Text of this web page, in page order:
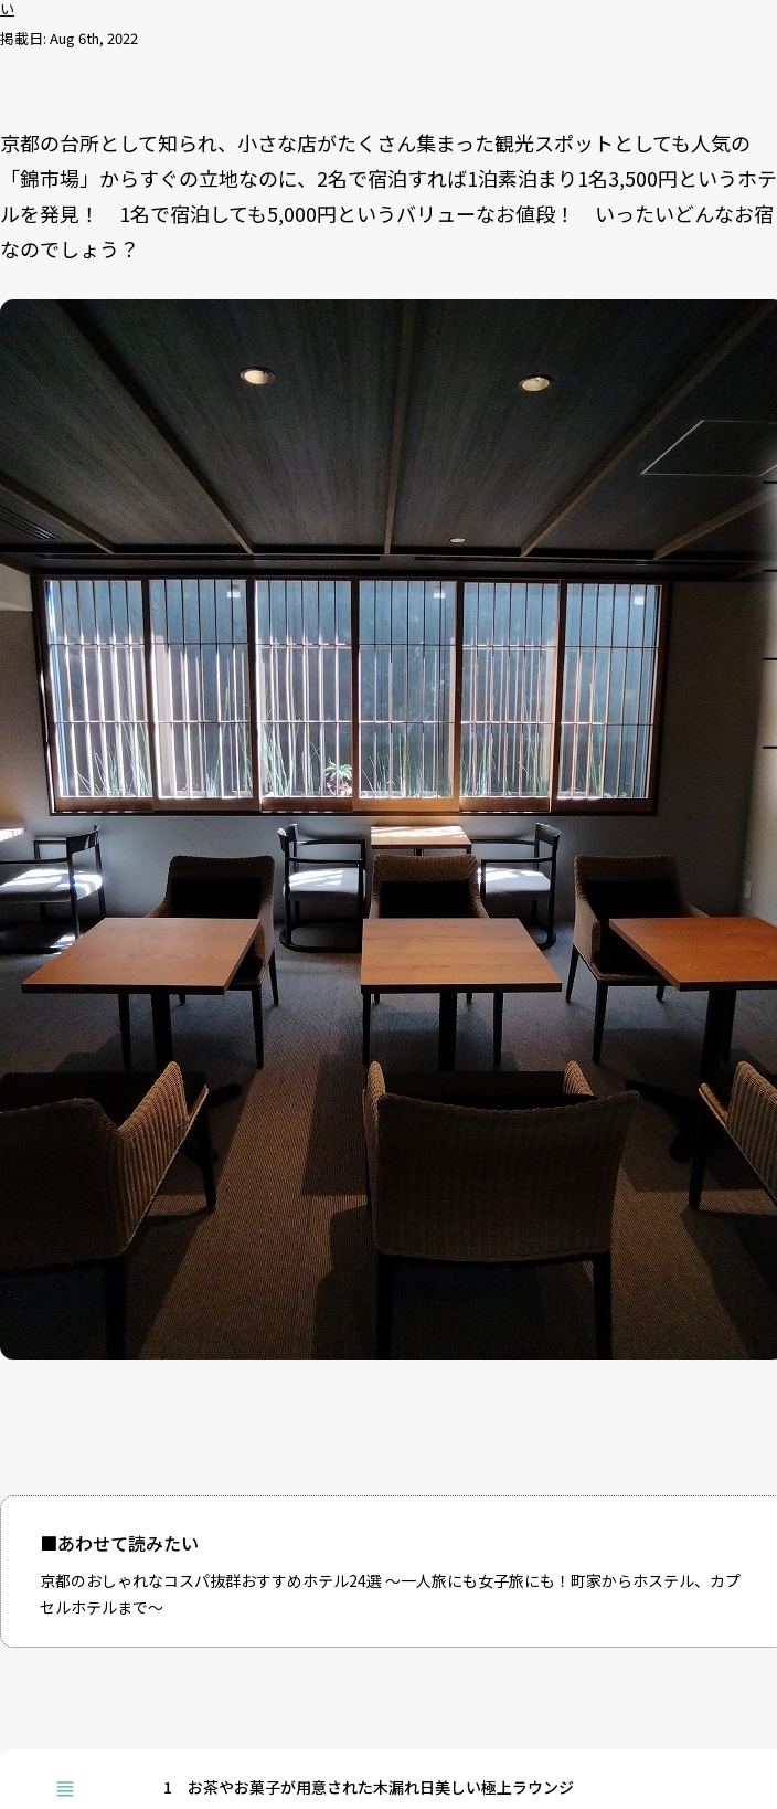
い
掲載日: Aug 6th, 2022
京都の台所として知られ、小さな店がたくさん集まった観光スポットとしても人気の
「錦市場」からすぐの立地なのに、2名で宿泊すれば1泊素泊まり1名3,500円というホテ
ルを発見！ 1名で宿泊しても5,000円というバリューなお値段！ いったいどんなお宿
なのでしょう？
■あわせて読みたい
京都のおしゃれなコスパ抜群おすすめホテル24選 〜一人旅にも女子旅にも！町家からホステル、カプ
セルホテルまで〜
1
お茶やお菓子が用意された木漏れ日美しい極上ラウンジ